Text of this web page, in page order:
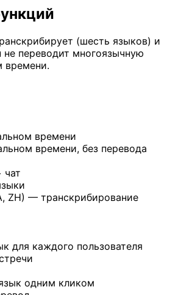
(шесть языков) и
переводит многоязычную
времени.
времени
времени, без перевода
чат
ZH) — транскрибирование
для каждого пользователя
одним кликом